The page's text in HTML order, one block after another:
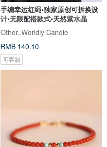
手编幸运红绳•独家原创可拆换设
计•无限配搭款式•天然紫水晶
Other..Worldly Candle
RMB 140.10
可客制